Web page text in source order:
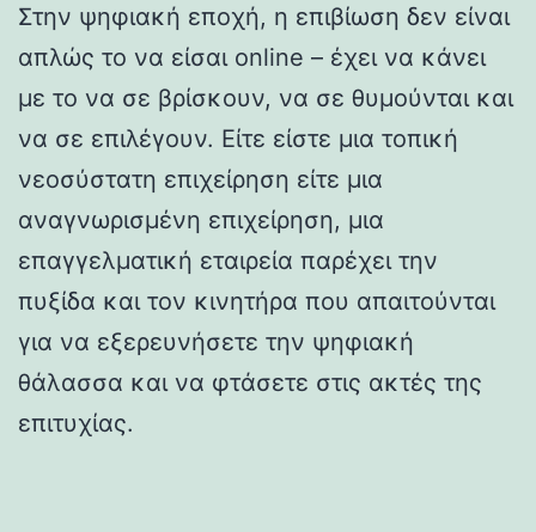
Στην ψηφιακή εποχή, η επιβίωση δεν είναι
απλώς το να είσαι online – έχει να κάνει
με το να σε βρίσκουν, να σε θυμούνται και
να σε επιλέγουν. Είτε είστε μια τοπική
νεοσύστατη επιχείρηση είτε μια
αναγνωρισμένη επιχείρηση, μια
επαγγελματική εταιρεία παρέχει την
πυξίδα και τον κινητήρα που απαιτούνται
για να εξερευνήσετε την ψηφιακή
θάλασσα και να φτάσετε στις ακτές της
επιτυχίας.